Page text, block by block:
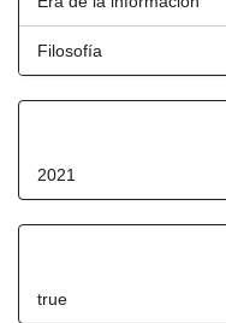
Filosofía
2021
true